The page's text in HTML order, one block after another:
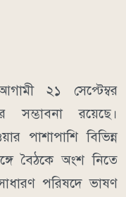
২১ সেপ্টেম্বর
সম্ভাবনা রয়েছে।
পাশাপাশি বিভিন্ন
বৈঠকে অংশ নিতে
পরিষদে ভাষণ